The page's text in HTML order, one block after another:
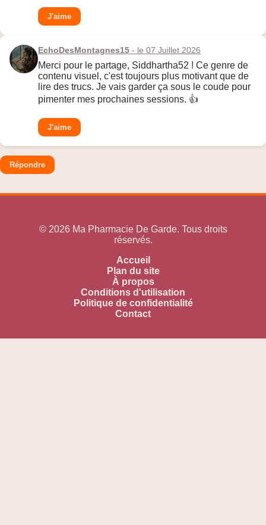
J'aime
EchoDesMontagnes15 - le 07 Juillet 2026
Merci pour le partage, Siddhartha52 ! Ce genre de
contenu visuel, c'est toujours plus motivant que de
lire des trucs. Je vais garder ça sous le coude pour
pimenter mes prochaines sessions. 👍
J'aime
Répondre
© 2026 Ma Pharmacie De Garde. Tous droits
réservés.
Accueil
Plan du site
À propos
Conditions d'utilisation
Politique de confidentialité
Contact